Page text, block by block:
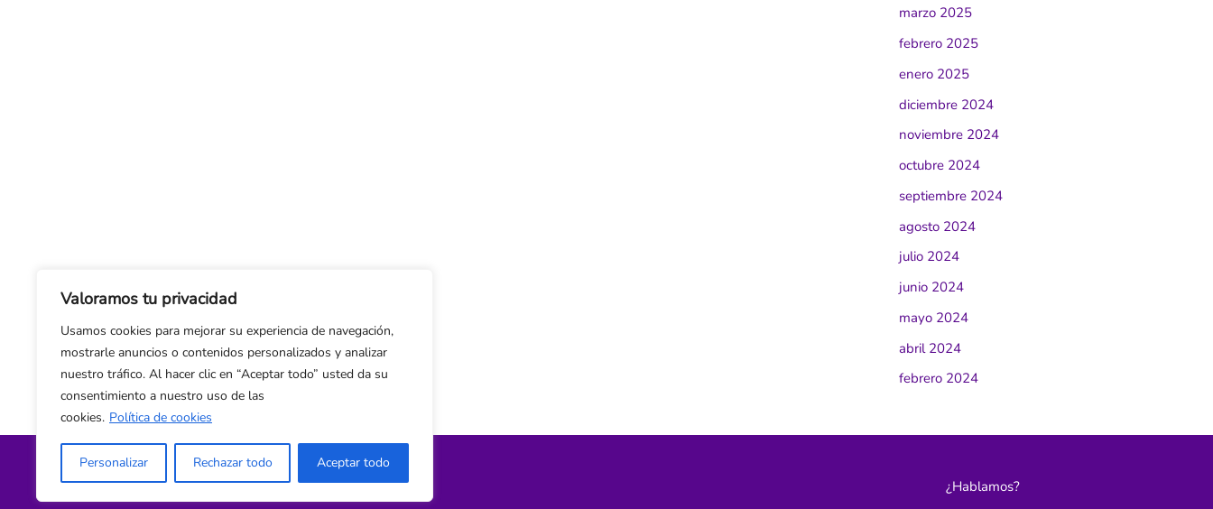
Valoramos tu privacidad
Usamos cookies para mejorar su experiencia de navegación,
mostrarle anuncios o contenidos personalizados y analizar
nuestro tráfico. Al hacer clic en “Aceptar todo” usted da su
consentimiento a nuestro uso de las
cookies. Política de cookies
Personalizar Rechazar todo Aceptar todo
marzo 2025
febrero 2025
enero 2025
diciembre 2024
noviembre 2024
octubre 2024
septiembre 2024
agosto 2024
julio 2024
junio 2024
mayo 2024
abril 2024
febrero 2024
Política de privacidad y cookies ¿Hablamos?